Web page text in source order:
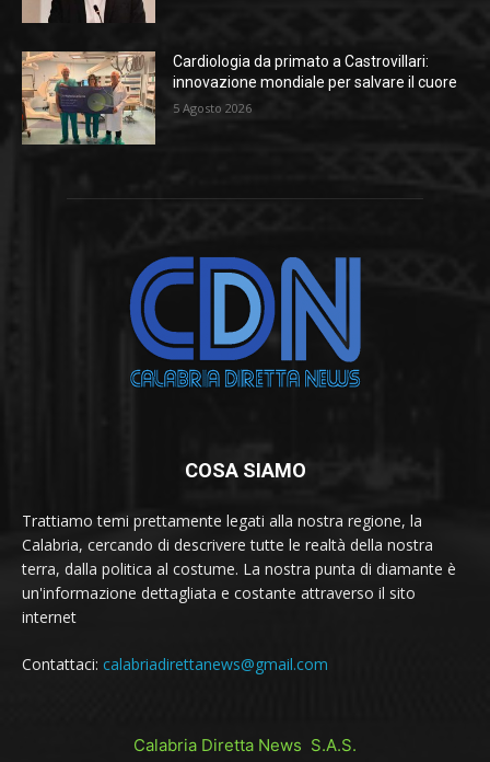
Cardiologia da primato a Castrovillari:
innovazione mondiale per salvare il cuore
5 Agosto 2026
COSA SIAMO
Trattiamo temi prettamente legati alla nostra regione, la
Calabria, cercando di descrivere tutte le realtà della nostra
terra, dalla politica al costume. La nostra punta di diamante è
un'informazione dettagliata e costante attraverso il sito
internet
Contattaci: calabriadirettanews@gmail.com
Calabria Diretta News S.A.S.